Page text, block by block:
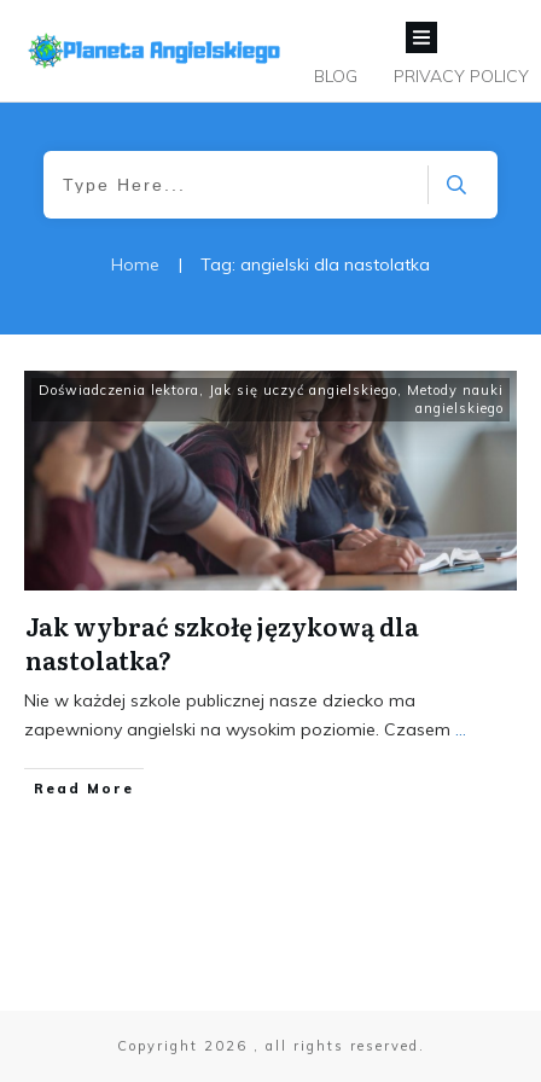
BLOG PRIVACY POLICY
Home | Tag: angielski dla nastolatka
Doświadczenia lektora Jak się uczyć angielskiego
Metody nauki
angielskiego
Jak wybrać szkołę językową dla
nastolatka?
Nie w każdej szkole publicznej nasze dziecko ma
zapewniony angielski na wysokim poziomie. Czasem
​Read More
Copyright 2026 , all rights reserved.